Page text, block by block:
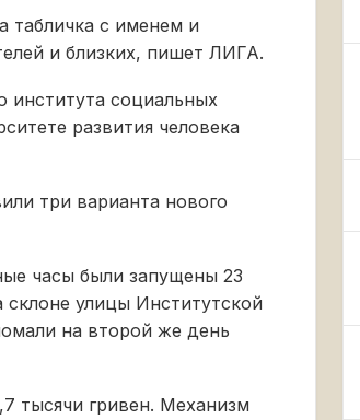
табличка с именем и
и близких, пишет ЛИГА.
института социальных
развития человека
три варианта нового
часы были запущены 23
улицы Институтской
на второй же день
тысячи гривен. Механизм